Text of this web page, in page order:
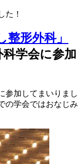
た！
形外科」
科学会に参加
参加してまいりまし
の学会ではおなじみ